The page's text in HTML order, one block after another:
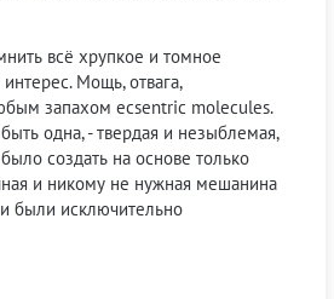
всё хрупкое и томное
Мощь, отвага,
запахом ecsentric molecules.
одна, - твердая и незыблемая,
создать на основе только
и никому не нужная мешанина
были исключительно